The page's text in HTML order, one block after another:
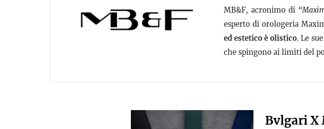
MB&F, acronimo di
esperto di orologeria
ed estetico è olistico. Le
che spingono ai limiti del
Bvlgari X